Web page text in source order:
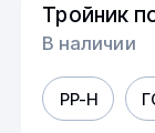
Тройник
В наличии
PP-H